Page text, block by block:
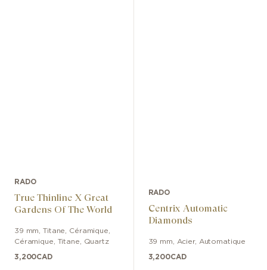
RADO
True Thinline X Great
Gardens Of The World
39 mm ,Titane, Céramique
Céramique, Titane
Quartz
3,200CAD
RADO
Centrix Automatic
Diamonds
39 mm Acier, Automatique
3,200CAD